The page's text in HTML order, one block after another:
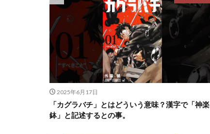
2025年6月17日
「カグラバチ」とはどういう意味？漢字で「神楽
鉢」と記述するとの事。